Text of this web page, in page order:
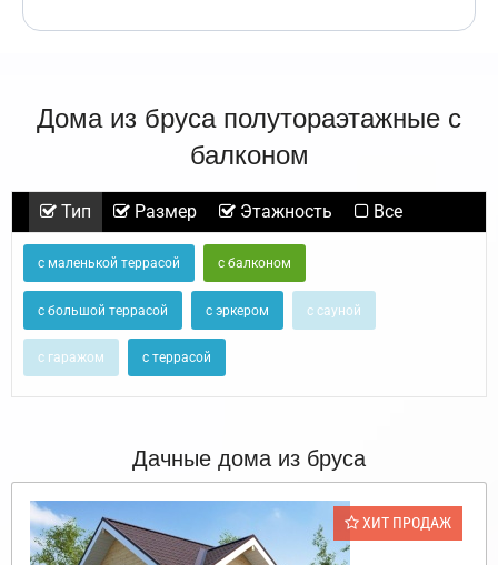
Дома из бруса полутораэтажные с
балконом
Тип Размер Этажность Все
с маленькой террасой с балконом
с большой террасой с эркером с сауной
с гаражом с террасой
Дачные дома из бруса
ХИТ ПРОДАЖ